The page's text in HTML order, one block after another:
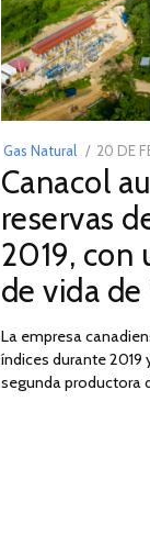
Gas Natural
POSTED
ON
20 DE
Canacol
reservas
2019, con
de vida de
La empresa
índices durante 2019
segunda productora